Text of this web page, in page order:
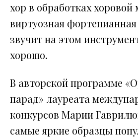
хор в обработках
виртуозная
звучит на этом
хорошо.
В авторской программе
парад» лауреата
конкурсов Марии
самые яркие образцы